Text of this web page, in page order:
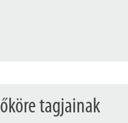
tagjainak